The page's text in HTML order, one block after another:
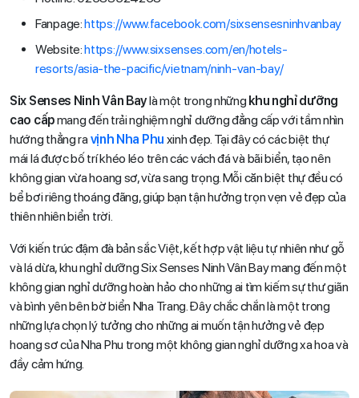
Fanpage:https://www.facebook.com/sixsensesninhvanbay
Website:https://www.sixsenses.com/en/hotels-
resorts/asia-the-pacific/vietnam/ninh-van-bay/
Six Senses Ninh Vân Baylà một trong những khu nghỉ dưỡng
cao cấpmang đến trải nghiệm nghỉ dưỡng đẳng cấp với tầm nhìn
hướng thẳng ra vịnh Nha Phu xinh đẹp. Tại đây có các biệt thự
mái lá được bố trí khéo léo trên các vách đá và bãi biển, tạo nên
không gian vừa hoang sơ, vừa sang trọng. Mỗi căn biệt thự đều có
bể bơi riêng thoáng đãng, giúp bạn tận hưởng trọn vẹn vẻ đẹp của
thiên nhiên biển trời.
Với kiến trúc đậm đà bản sắc Việt, kết hợp vật liệu tự nhiên như gỗ
và lá dừa, khu nghỉ dưỡng Six Senses Ninh Vân Bay mang đến một
không gian nghỉ dưỡng hoàn hảo cho những ai tìm kiếm sự thư giãn
và bình yên bên bờ biển Nha Trang. Đây chắc chắn là một trong
những lựa chọn lý tưởng cho những ai muốn tận hưởng vẻ đẹp
hoang sơ của Nha Phu trong một không gian nghỉ dưỡng xa hoa và
đầy cảm hứng.